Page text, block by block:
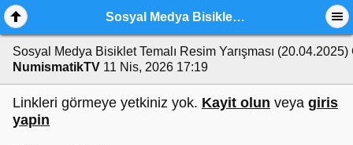
Sosyal Medya Bisiklet Temalı Resim Yarışması (20.04.2025)
Sosyal Medya Bisiklet Temalı Resim Yarışması (20.04.2025)
NumismatikTV 11 Nis, 2026 17:19
Linkleri görmeye yetkiniz yok. Kayit olun veya giris
yapin